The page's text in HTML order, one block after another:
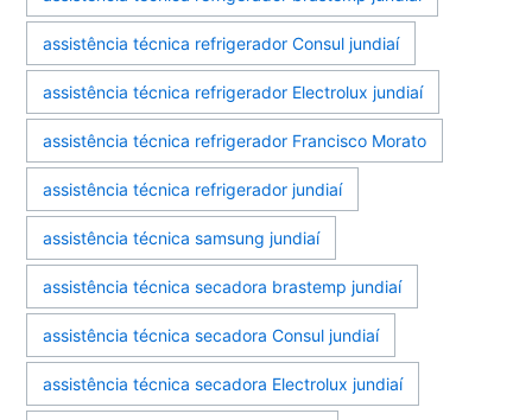
assistência técnica refrigerador Consul jundiaí
assistência técnica refrigerador Electrolux jundiaí
assistência técnica refrigerador Francisco Morato
assistência técnica refrigerador jundiaí
assistência técnica samsung jundiaí
assistência técnica secadora brastemp jundiaí
assistência técnica secadora Consul jundiaí
assistência técnica secadora Electrolux jundiaí